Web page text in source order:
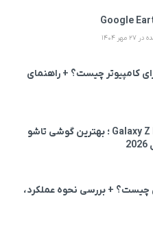
کامپیوتر چیست؟ + راهنمای
بررسی Galaxy Z Fold8 Ultra ؛ بهترین گوشی تاشو
چیست؟ + بررسی نحوه عملکرد،